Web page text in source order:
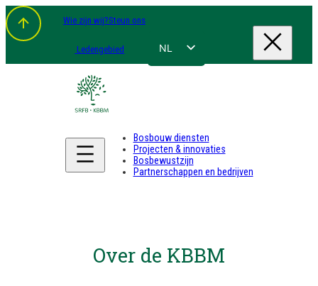
Wie zijn wij?Steun ons
Ledengebied NL
DE
Bosbouw diensten
Projecten & innovaties
Bosbewustzijn
Partnerschappen en bedrijven
Over de KBBM